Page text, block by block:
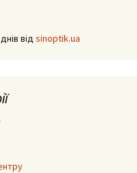
від sinoptik.ua